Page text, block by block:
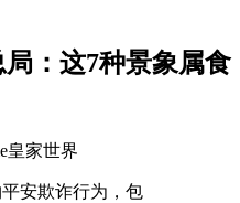
：这7种景象属食
皇家世界
安欺诈行为，包